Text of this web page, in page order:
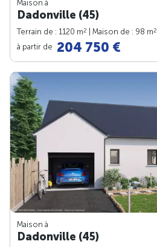
Maison à
Dadonville (45)
Terrain de : 1120 m2 | Maison de : 98 m2
à partir de 204 750 €
Maison à
Dadonville (45)